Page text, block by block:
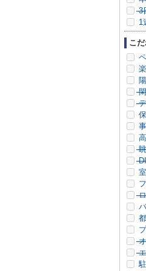
3
1
こ